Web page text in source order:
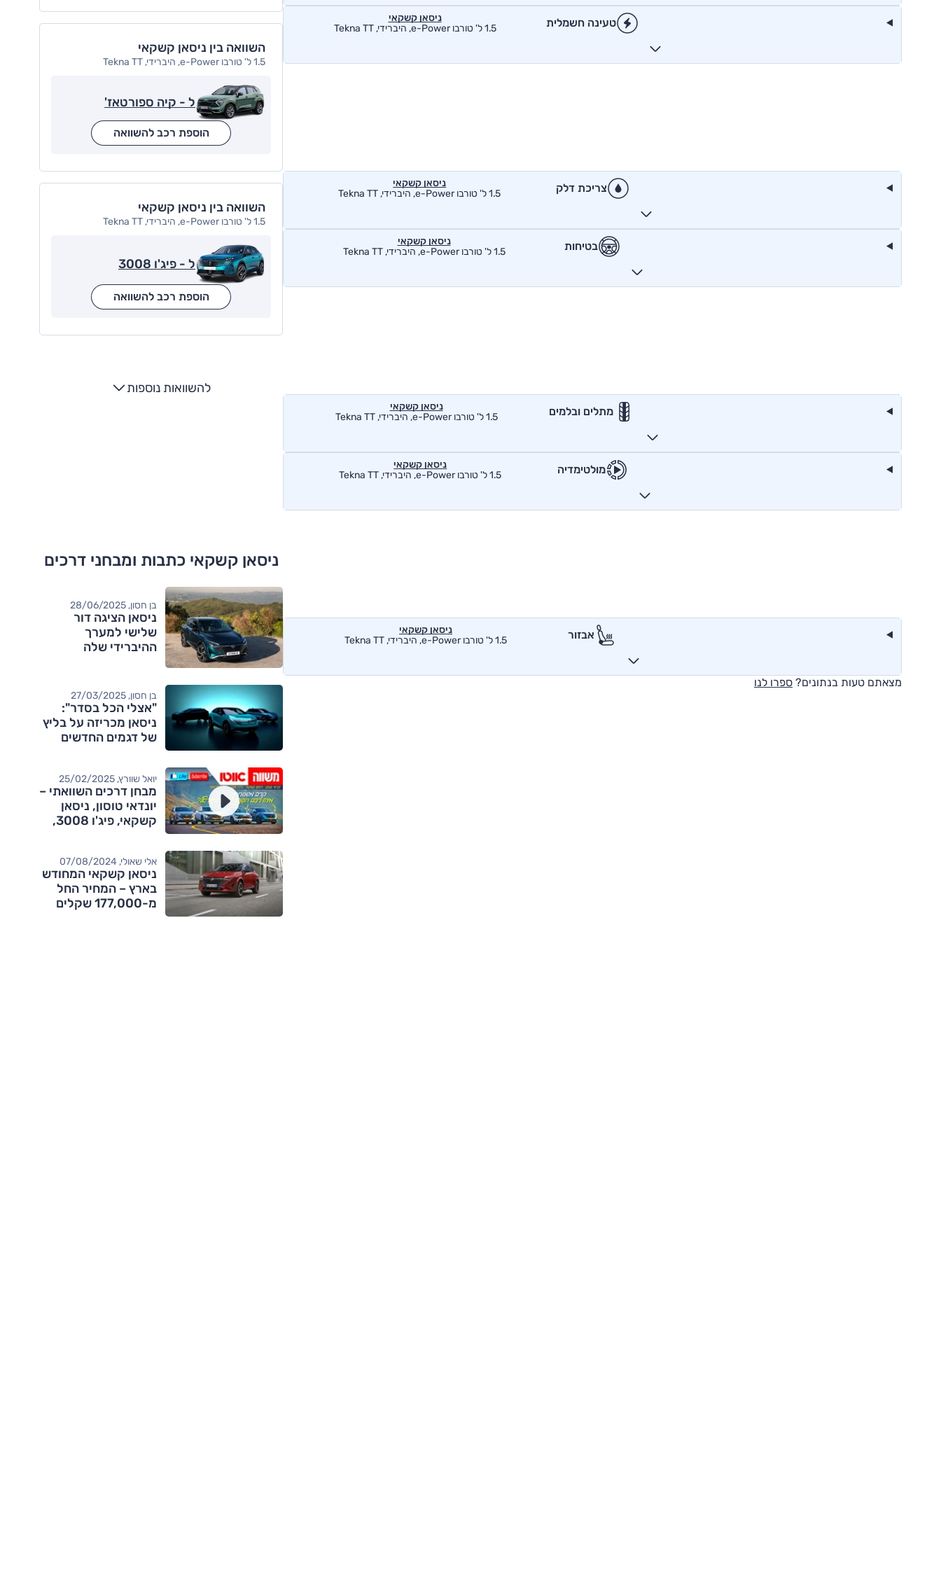
טעינה חשמלית
ניסאן קשקאי
1.5 ל' טורבו e-Power, היברידי, Tekna TT
צריכת דלק
ניסאן קשקאי
1.5 ל' טורבו e-Power, היברידי, Tekna TT
בטיחות
ניסאן קשקאי
1.5 ל' טורבו e-Power, היברידי, Tekna TT
מתלים ובלמים
ניסאן קשקאי
1.5 ל' טורבו e-Power, היברידי, Tekna TT
מולטימדיה
ניסאן קשקאי
1.5 ל' טורבו e-Power, היברידי, Tekna TT
אבזור
ניסאן קשקאי
1.5 ל' טורבו e-Power, היברידי, Tekna TT
מצאתם טעות בנתונים? ספרו לנו
השוואה בין ניסאן קשקאי
1.5 ל' טורבו e-Power, היברידי, Tekna TT
ל - קיה ספורטאז'
הוספת רכב להשוואה
השוואה בין ניסאן קשקאי
1.5 ל' טורבו e-Power, היברידי, Tekna TT
ל - פיג'ו 3008
הוספת רכב להשוואה
להשוואות נוספות
ניסאן קשקאי כתבות ומבחני דרכים
בן חסון, 28/06/2025
ניסאן הציגה דור
שלישי למערך
ההיברידי שלה
בן חסון, 27/03/2025
"אצלי הכל בסדר":
ניסאן מכריזה על בליץ
של דגמים החדשים
יואל שוורץ, 25/02/2025
מבחן דרכים השוואתי –
יונדאי טוסון, ניסאן
קשקאי, פיג'ו 3008,
אלי שאולי, 07/08/2024
ניסאן קשקאי המחודש
בארץ – המחיר החל
מ-177,000 שקלים